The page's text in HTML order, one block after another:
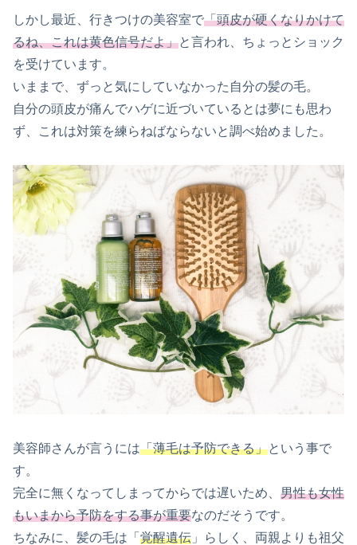
しかし最近、行きつけの美容室で「頭皮が硬くなりかけて
るね、これは黄色信号だよ」と言われ、ちょっとショック
を受けています。
いままで、ずっと気にしていなかった自分の髪の毛。
自分の頭皮が痛んでハゲに近づいているとは夢にも思わ
ず、これは対策を練らねばならないと調べ始めました。
美容師さんが言うには「薄毛は予防できる」という事で
す。
完全に無くなってしまってからでは遅いため、 男性も女性
もいまから予防をする事が重要なのだそうです。
ちなみに、髪の毛は「 覚醒遺伝 」らしく、両親よりも祖父